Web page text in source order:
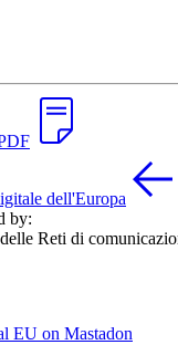
dell'Europa
by:
Reti di
EU on Mastadon